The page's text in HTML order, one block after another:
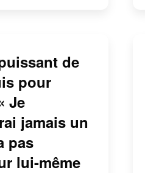
de
pour
Je
jamais un
pas
lui-même